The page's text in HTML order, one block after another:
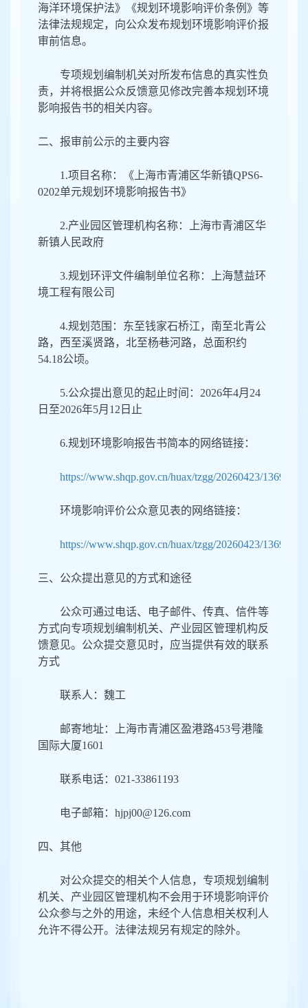
海洋环境保护法》《规划环境影响评价条例》等
法律法规规定， 向公众发布规划环境影响评价报
审前信息。
专项规划编制机关对所发布信息的真实性负
责，并将根据公众反馈意见修改完善本规划环境
影响报告书的相关内容。
二、 报审前公示的主要内容
1.项目 名称 ： 《 上海市青浦区华新镇QPS6-
0202单元规划环境影响报告书》
2.产业园区管理机构名称 ： 上海市青浦区华
新镇人民政府
3.规划环评文件编制 单位名称 ：
上海慧益环
境工程有限公司
4.规划范围 ：东至钱家石桥江，南至北青公
路，西至溪贤路，北至杨巷河路，总面积约
54.18公顷。
5.公众提出意见的起止时间 ： 2026年4月 24
日至2026年5月 12 日止
6.规划环境影响报告书简本的网络链接：
https://www.shqp.gov.cn/huax/tzgg/20260423/
环境影响评价公众意见表的 网络链接：
https://www.shqp.gov.cn/huax/tzgg/20260423/
三、公众提出意见的方式和途径
公众可通过电话、 电子邮件、传真、 信件等
方式向专项规划编制机关、产业 园区管理机构反
馈意见。公众提交意见时，应当提供有效的联系
方式
联系人 ： 魏工
邮寄地址： 上海市青浦区盈港路453号港隆
国际大厦1601
联系电话： 021-33861193
电子邮箱： hjpj00@126.com
四、其他
对公众提交的相关个人信息，专项规划编制
机关、产业园区管理机构不会用于环境影响评价
公众参与之外的用途，未经个人信息相关权利人
允许不得公开。法律法规另有规定的除外。